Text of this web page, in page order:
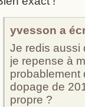
yvesson a
Je redis aussi
je repense à
probablement
dopage de
propre ?